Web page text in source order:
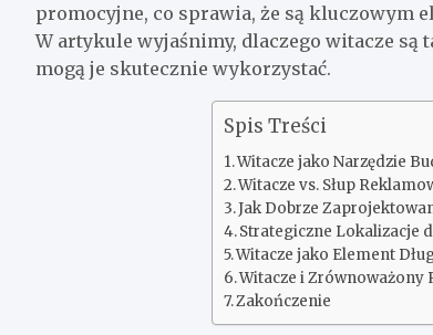
promocyjne, co sprawia, że są kluczowym
W artykule wyjaśnimy, dlaczego witacze
mogą je skutecznie wykorzystać.
Spis Treści
Witacze jako Narzędzie
Witacze vs. Słup
Jak Dobrze
Strategiczne Lokalizacje
Witacze jako Element
Witacze i Zrównoważony
Zakończenie